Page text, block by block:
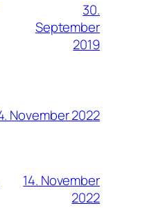
30.
September
2019
November 2022
14. November
2022